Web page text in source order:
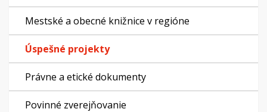
Mestské a obecné knižnice v regióne
Úspešné projekty
Právne a etické dokumenty
Povinné zverejňovanie